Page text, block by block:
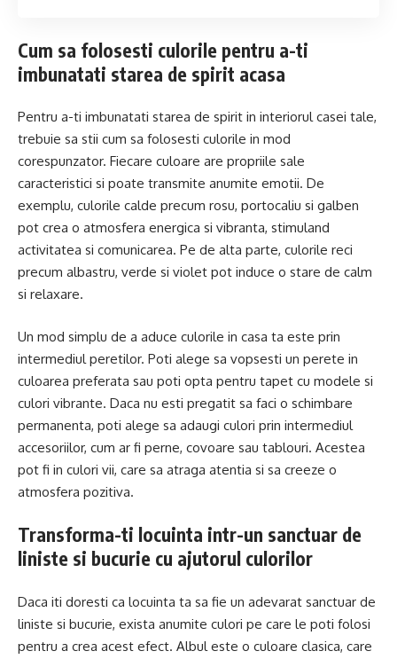
Cum sa folosesti culorile pentru a-ti
imbunatati starea de spirit acasa
Pentru a-ti imbunatati starea de spirit in interiorul casei tale,
trebuie sa stii cum sa folosesti culorile in mod
corespunzator. Fiecare culoare are propriile sale
caracteristici si poate transmite anumite emotii. De
exemplu, culorile calde precum rosu, portocaliu si galben
pot crea o atmosfera energica si vibranta, stimuland
activitatea si comunicarea. Pe de alta parte, culorile reci
precum albastru, verde si violet pot induce o stare de calm
si relaxare.
Un mod simplu de a aduce culorile in casa ta este prin
intermediul peretilor. Poti alege sa vopsesti un perete in
culoarea preferata sau poti opta pentru tapet cu modele si
culori vibrante. Daca nu esti pregatit sa faci o schimbare
permanenta, poti alege sa adaugi culori prin intermediul
accesoriilor, cum ar fi perne, covoare sau tablouri. Acestea
pot fi in culori vii, care sa atraga atentia si sa creeze o
atmosfera pozitiva.
Transforma-ti locuinta intr-un sanctuar de
liniste si bucurie cu ajutorul culorilor
Daca iti doresti ca locuinta ta sa fie un adevarat sanctuar de
liniste si bucurie, exista anumite culori pe care le poti folosi
pentru a crea acest efect. Albul este o culoare clasica, care